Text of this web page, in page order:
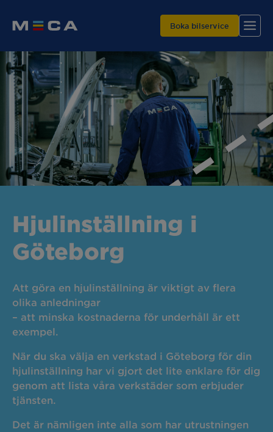
Hitta din verkstad
Våra tjänster
Varför MECA?
Boka bilservice
Hjulinställning i
Göteborg
Att göra en hjulinställning är viktigt av flera
olika anledningar
– att minska kostnaderna för underhåll är ett
exempel.
När du ska välja en verkstad i Göteborg för din
hjulinställning har vi gjort det lite enklare för dig
genom att lista våra verkstäder som erbjuder
tjänsten.
Det är nämligen inte alla som har utrustningen